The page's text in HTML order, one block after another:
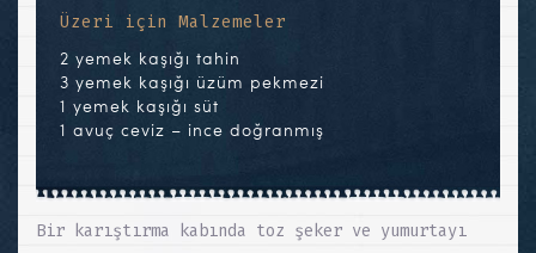
Üzeri için Malzemeler
2 yemek kaşığı tahin
3 yemek kaşığı üzüm pekmezi
1 yemek kaşığı süt
1 avuç ceviz – ince doğranmış
Bir karıştırma kabında toz şeker ve yumurtayı